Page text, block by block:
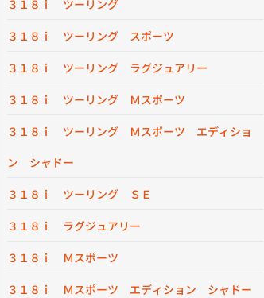
３１８ｉ ツーリング
３１８ｉ ツーリング スポーツ
３１８ｉ ツーリング ラグジュアリー
３１８ｉ ツーリング Ｍスポーツ
３１８ｉ ツーリング Ｍスポーツ エディショ
ン シャドー
３１８ｉ ツーリング ＳＥ
３１８ｉ ラグジュアリー
３１８ｉ Ｍスポーツ
３１８ｉ Ｍスポーツ エディション シャドー